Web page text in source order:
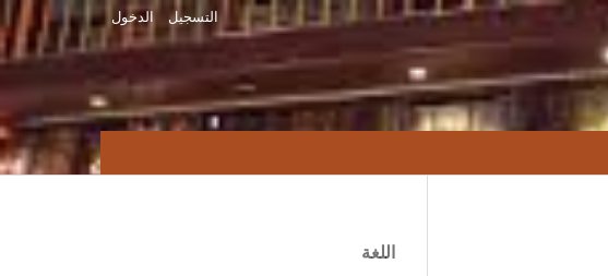
التسجيل الدخول
اللغة